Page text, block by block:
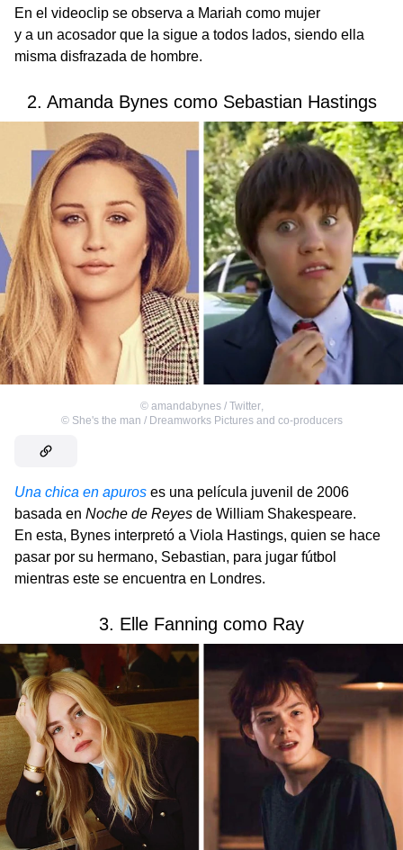
En el videoclip se observa a Mariah como mujer
y a un acosador que la sigue a todos lados, siendo ella
misma disfrazada de hombre.
2. Amanda Bynes como Sebastian Hastings
© amandabynes / Twitter,
© She's the man / Dreamworks Pictures and co-producers
Una chica en apuros es una película juvenil de 2006
basada en Noche de Reyes de William Shakespeare.
En esta, Bynes interpretó a Viola Hastings, quien se hace
pasar por su hermano, Sebastian, para jugar fútbol
mientras este se encuentra en Londres.
3. Elle Fanning como Ray